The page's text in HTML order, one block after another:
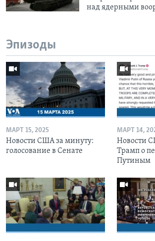
над ядерными
Эпизоды
МАРТ 15, 2025
Новости США за минуту:
голосование в Сенате
МАРТ 14,
Новости
Трамп о
Путиным